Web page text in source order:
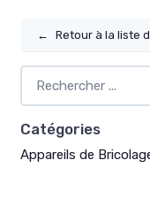
← Retour à la liste
Catégories
Appareils de